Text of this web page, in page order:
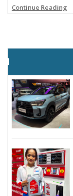
Continue Reading